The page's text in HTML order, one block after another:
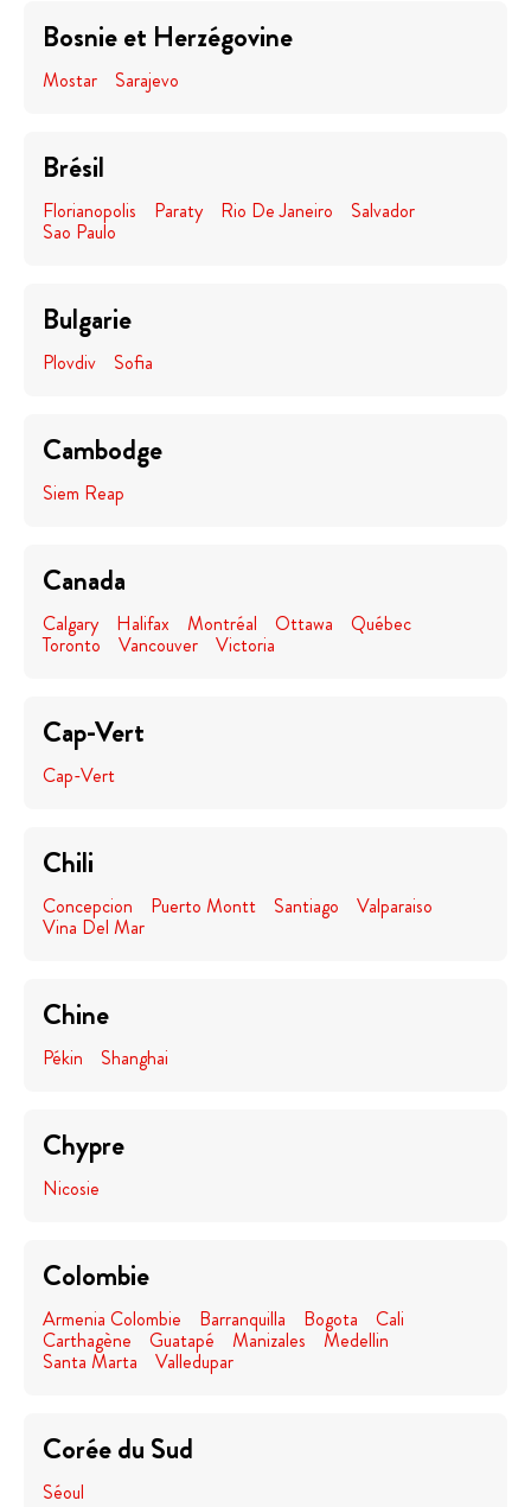
Bosnie et Herzégovine
Mostar Sarajevo
Brésil
Florianopolis Paraty Rio De Janeiro Salvador
Sao Paulo
Bulgarie
Plovdiv Sofia
Cambodge
Siem Reap
Canada
Calgary Halifax Montréal Ottawa Québec
Toronto Vancouver Victoria
Cap-Vert
Cap-Vert
Chili
Concepcion Puerto Montt Santiago Valparaiso
Vina Del Mar
Chine
Pékin Shanghai
Chypre
Nicosie
Colombie
Armenia Colombie Barranquilla Bogota Cali
Carthagène Guatapé Manizales Medellin
Santa Marta Valledupar
Corée du Sud
Séoul